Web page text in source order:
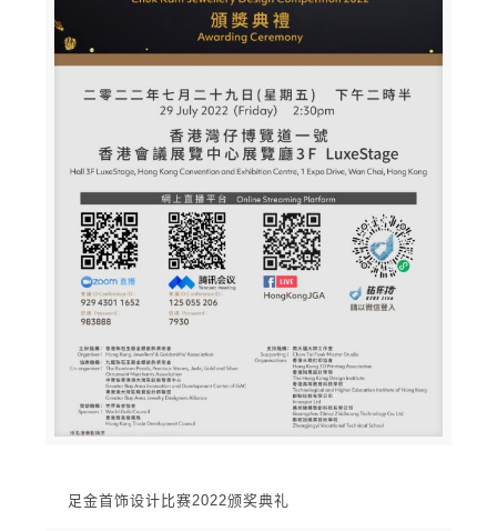
足金首饰设计比赛2022颁奖典礼